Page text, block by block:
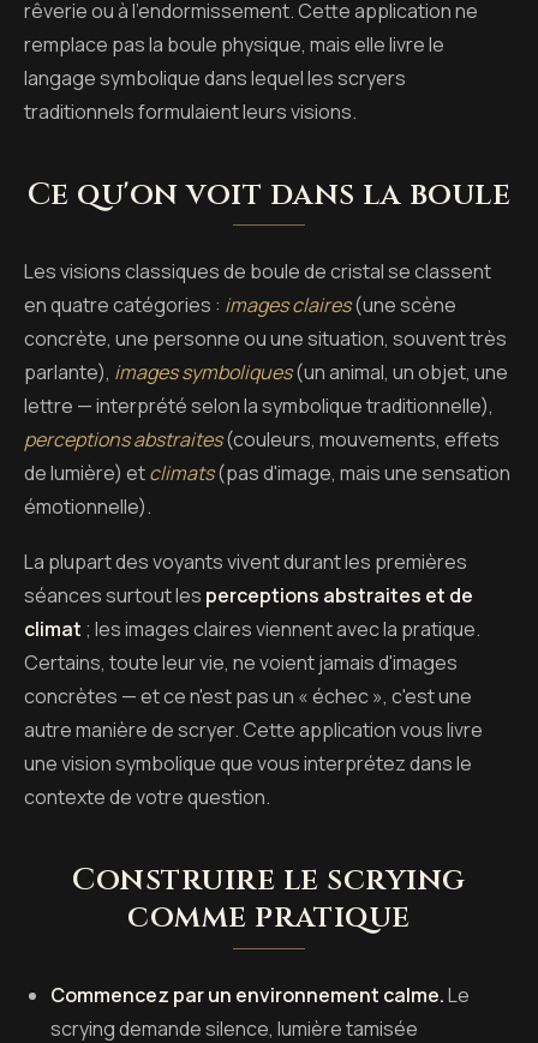
rêverie ou à l'endormissement. Cette application ne
remplace pas la boule physique, mais elle livre le
langage symbolique dans lequel les scryers
traditionnels formulaient leurs visions.
Ce qu'on voit dans la boule
Les visions classiques de boule de cristal se classent
en quatre catégories : images claires(une scène
concrète, une personne ou une situation, souvent très
parlante), images symboliques(un animal, un objet, une
lettre — interprété selon la symbolique traditionnelle),
perceptions abstraites(couleurs, mouvements, effets
de lumière) etclimats(pas d'image, mais une sensation
émotionnelle).
La plupart des voyants vivent durant les premières
séances surtout les perceptions abstraites et de
climat ; les images claires viennent avec la pratique.
Certains, toute leur vie, ne voient jamais d'images
concrètes — et ce n'est pas un « échec », c'est une
autre manière de scryer. Cette application vous livre
une vision symbolique que vous interprétez dans le
contexte de votre question.
Construire le scrying
comme pratique
Commencez par un environnement calme.Le
scrying demande silence, lumière tamisée